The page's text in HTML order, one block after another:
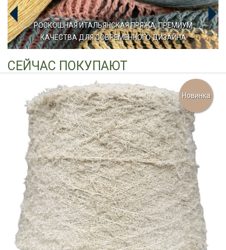
РОСКОШНАЯ ИТАЛЬЯНСКАЯ ПРЯЖА, ПРЕМИУМ
КАЧЕСТВА ДЛЯ СОВРЕМЕННОГО ДИЗАЙНА
СЕЙЧАС ПОКУПАЮТ
Новинка